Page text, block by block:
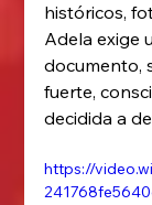
históricos,
Adela exige
documento,
fuerte,
decidida a
https://